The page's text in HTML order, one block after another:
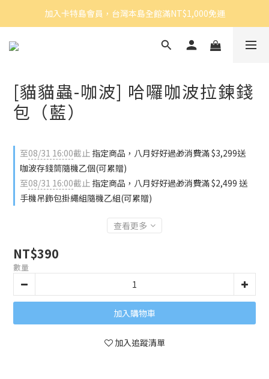
加入卡特島會員，台灣本島全館滿NT$1,000免運
[貓貓蟲-咖波] 哈囉咖波拉鍊錢
包（藍）
至08/31 16:00截止 指定商品，八月好好過🎁消費滿 $3,299送
咖波存錢筒隨機乙個(可累贈)
至08/31 16:00截止 指定商品，八月好好過🎁消費滿 $2,499 送
手機吊飾包掛繩組隨機乙組(可累贈)
查看更多
NT$390
數量
加入購物車
加入追蹤清單